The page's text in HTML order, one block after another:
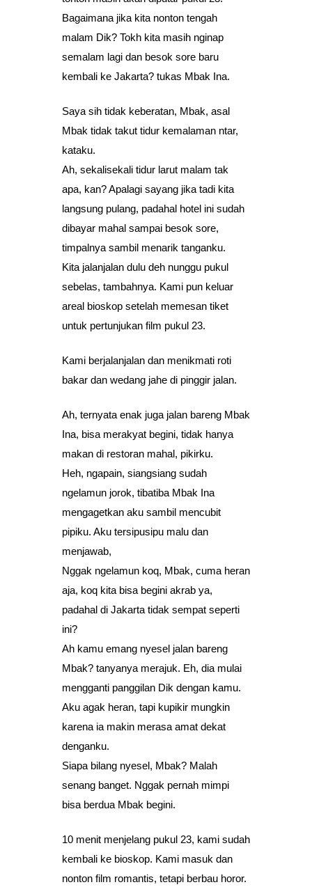
Bagaimana jika kita nonton tengah
malam Dik? Tokh kita masih nginap
semalam lagi dan besok sore baru
kembali ke Jakarta? tukas Mbak Ina.
Saya sih tidak keberatan, Mbak, asal
Mbak tidak takut tidur kemalaman ntar,
kataku.
Ah, sekalisekali tidur larut malam tak
apa, kan? Apalagi sayang jika tadi kita
langsung pulang, padahal hotel ini sudah
dibayar mahal sampai besok sore,
timpalnya sambil menarik tanganku.
Kita jalanjalan dulu deh nunggu pukul
sebelas, tambahnya. Kami pun keluar
areal bioskop setelah memesan tiket
untuk pertunjukan film pukul 23.
Kami berjalanjalan dan menikmati roti
bakar dan wedang jahe di pinggir jalan.
Ah, ternyata enak juga jalan bareng Mbak
Ina, bisa merakyat begini, tidak hanya
makan di restoran mahal, pikirku.
Heh, ngapain, siangsiang sudah
ngelamun jorok, tibatiba Mbak Ina
mengagetkan aku sambil mencubit
pipiku. Aku tersipusipu malu dan
menjawab,
Nggak ngelamun koq, Mbak, cuma heran
aja, koq kita bisa begini akrab ya,
padahal di Jakarta tidak sempat seperti
ini?
Ah kamu emang nyesel jalan bareng
Mbak? tanyanya merajuk. Eh, dia mulai
mengganti panggilan Dik dengan kamu.
Aku agak heran, tapi kupikir mungkin
karena ia makin merasa amat dekat
denganku.
Siapa bilang nyesel, Mbak? Malah
senang banget. Nggak pernah mimpi
bisa berdua Mbak begini.
10 menit menjelang pukul 23, kami sudah
kembali ke bioskop. Kami masuk dan
nonton film romantis, tetapi berbau horor.